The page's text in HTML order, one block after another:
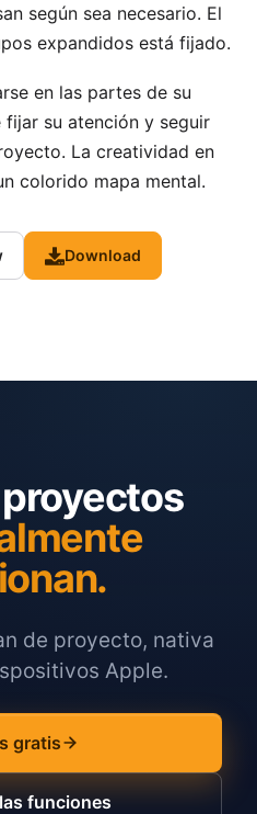
según sea necesario. El
expandidos está fijado.
en las partes de su
su atención y seguir
La creatividad en
colorido mapa mental.
Download
de proyecto, nativa
Apple.
gratis
funciones